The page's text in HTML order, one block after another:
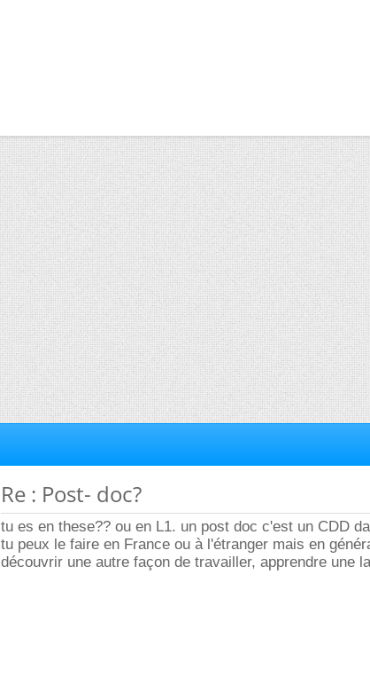
Re : Post- doc?
tu es en these?? ou en L1. un post doc c'est un CDD
tu peux le faire en France ou à l'étranger mais en
découvrir une autre façon de travailler, apprendre une